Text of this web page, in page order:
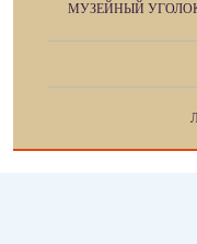
МУЗЕЙНЫЙ